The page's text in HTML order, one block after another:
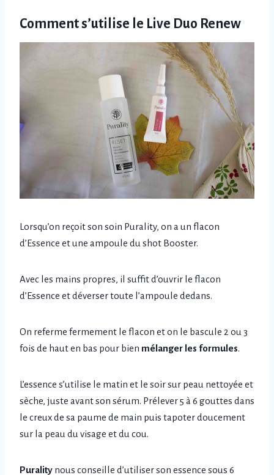
Comment s’utilise le Live Duo Renew
Lorsqu’on reçoit son soin Purality, on a un flacon
d’Essence et une ampoule du shot Booster.
Avec les mains propres, il suffit d’ouvrir le flacon
d’Essence et déverser toute l’ampoule dedans.
On referme fermement le flacon et on le bascule 2 ou 3
fois de haut en bas pour bien mélanger les formules.
L’essence s’utilise le matin et le soir sur peau nettoyée et
sèche, juste avant son sérum. Prélever 5 à 6 gouttes dans
le creux de sa paume de main puis tapoter doucement
sur la peau du visage et du cou.
Purality nous conseille d’utiliser son essence sous 6